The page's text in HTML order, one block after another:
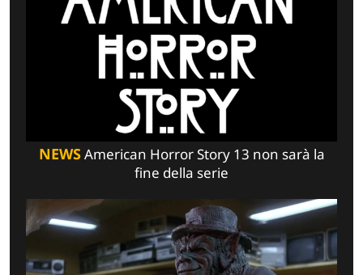
NEWSAmerican Horror Story 13 non sarà la
fine della serie